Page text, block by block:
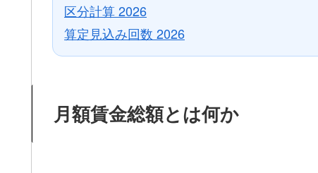
区分計算 2026
算定見込み回数 2026
月額賃金総額とは何か